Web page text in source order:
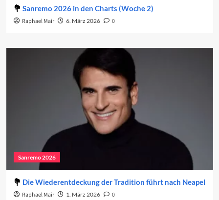
Sanremo 2026 in den Charts (Woche 2)
Raphael Mair 6. März 2026 0
Sanremo 2026
Die Wiederentdeckung der Tradition führt nach Neapel
Raphael Mair 1. März 2026 0